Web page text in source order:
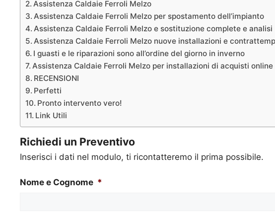
Assistenza Caldaie Ferroli Melzo
Assistenza Caldaie Ferroli Melzo per spostamento dell’impianto
Assistenza Caldaie Ferroli Melzo e sostituzione complete e analisi
Assistenza Caldaie Ferroli Melzo nuove installazioni e
I guasti e le riparazioni sono all’ordine del giorno in inverno
Assistenza Caldaie Ferroli Melzo per installazioni di acquisti online
RECENSIONI
Perfetti
Pronto intervento vero!
Link Utili
Richiedi un Preventivo
Inserisci i dati nel modulo, ti ricontatteremo il prima possibile.
Nome e Cognome *